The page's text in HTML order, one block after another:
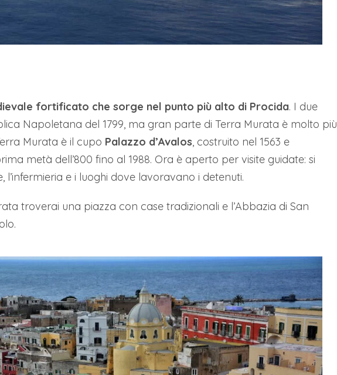
fortificato che sorge nel punto più alto di Procida. I due
Napoletana del 1799, ma gran parte di Terra Murata è molto più
Murata è il cupo Palazzo d’Avalos, costruito nel 1563 e
metà dell’800 fino al 1988. Ora è aperto per visite guidate: si
l’infermieria e i luoghi dove lavoravano i detenuti.
troverai una piazza con case tradizionali e l’Abbazia di San